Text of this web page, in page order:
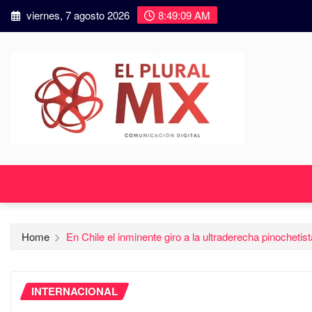
viernes, 7 agosto 2026 8:49:10 AM
Home En Chile el inminente giro a la ultraderecha
INTERNACIONAL